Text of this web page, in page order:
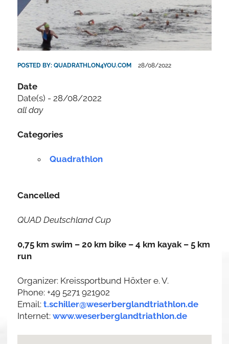
POSTED BY: QUADRATHLON4YOU.COM 28/08/2022
Date
Date(s) - 28/08/2022
all day
Categories
Quadrathlon
Cancelled
QUAD Deutschland Cup
0,75 km swim – 20 km bike – 4 km kayak – 5 km
run
Organizer: Kreissportbund Höxter e. V.
Phone: +49 5271 921902
Email: t.schiller@weserberglandtriathlon.de
Internet: www.weserberglandtriathlon.de